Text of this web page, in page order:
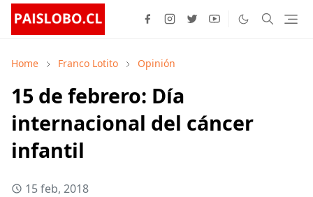
Home Franco Lotito Opinión
15 de febrero: Día
internacional del cáncer
infantil
15 feb, 2018